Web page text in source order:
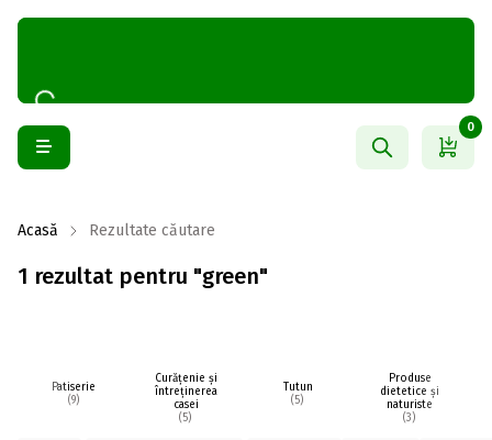
0
Acasă Rezultate căutare
1 rezultat pentru "green"
Patiserie
(9)
Curățenie și
întreținerea
casei
(5)
Tutun
(5)
Produse
dietetice și
naturiste
(3)